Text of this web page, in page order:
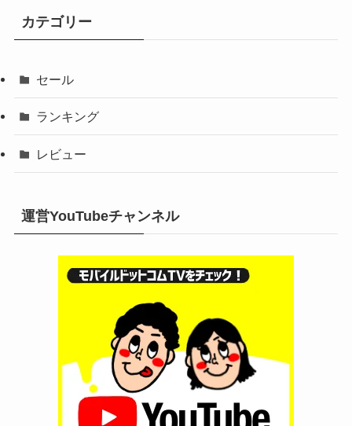
カテゴリー
セール
ランキング
レビュー
運営YouTubeチャンネル